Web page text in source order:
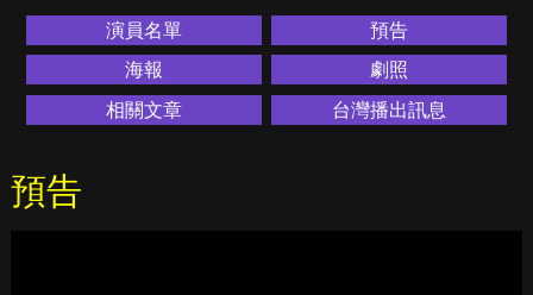
演員名單
預告
海報
劇照
相關文章
台灣播出訊息
預告